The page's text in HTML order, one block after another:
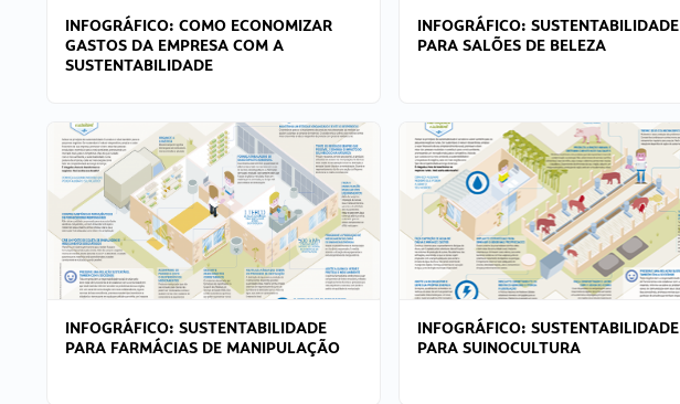
INFOGRÁFICO: COMO ECONOMIZAR
GASTOS DA EMPRESA COM A
SUSTENTABILIDADE
INFOGRÁFICO: SUSTENTABILIDADE
PARA SALÕES DE BELEZA
INFOGRÁFICO: SUSTENTABILIDADE
PARA FARMÁCIAS DE MANIPULAÇÃO
INFOGRÁFICO: SUSTENTABILIDADE
PARA SUINOCULTURA